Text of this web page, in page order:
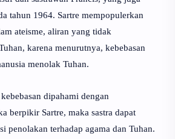
tahun 1964. Sartre mempopulerkan
ateisme, aliran yang tidak
karena menurutnya, kebebasan
menolak Tuhan.
dipahami dengan
berpikir Sartre, maka sastra dapat
penolakan terhadap agama dan Tuhan.